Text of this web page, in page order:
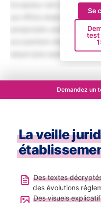
Excepteur sint occaecat
qui officia deserunt mollit
perspiciatis unde omnis
accusantium doloremque
eaque ipsa quae ab illo
Se
test
Demandez un
La veille
Des textes
des évolutions
Des visuels